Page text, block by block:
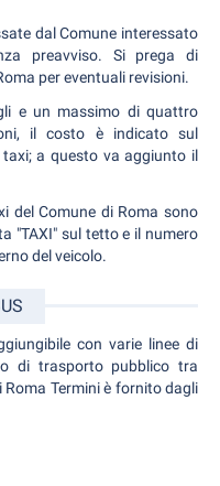
dal Comune interessato
preavviso. Si prega di
per eventuali revisioni.
e un massimo di quattro
il costo è indicato sul
a questo va aggiunto il
del Comune di Roma sono
"TAXI" sul tetto e il numero
del veicolo.
con varie linee di
di trasporto pubblico tra
Termini è fornito dagli